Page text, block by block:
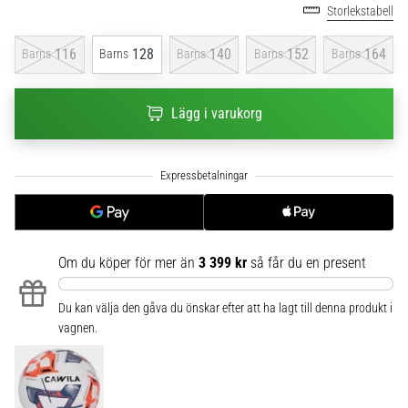
Upptäck
de
nya
kontroll
varje
beröring.
Perfekta
för
spelare
Storlekstabell
Barns 116 Barns 128 Barns 140 Barns 152 Barns 164
Lägg i varukorg
Om du köper för mer än 3 399 kr så får du en present
Du kan välja den gåva du önskar efter att ha lagt till denna produkt i
vagnen.